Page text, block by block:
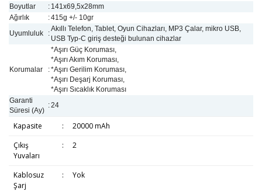
Boyutlar
: 141x69,5x28mm
Ağırlık
:415g +/- 10gr
Uyumluluk
:
Akıllı Telefon, Tablet, Oyun Cihazları, MP3 Çalar, mikro USB,
USB Typ-C giriş desteği bulunan cihazlar
Korumalar :
*Aşırı Güç Koruması,
*Aşırı Akım Koruması,
*Aşırı Gerilim Koruması,
*Aşırı Deşarj Koruması,
*Aşırı Sıcaklık Koruması
Garanti
Süresi (Ay)
:24
Kapasite :
20000 mAh
Çıkış
Yuvaları
: 2
Kablosuz
Şarj
: Yok